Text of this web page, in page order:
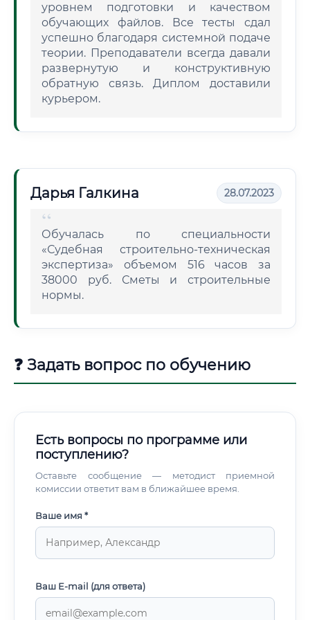
уровнем подготовки и качеством
обучающих файлов. Все тесты сдал
успешно благодаря системной подаче
теории. Преподаватели всегда давали
развернутую и конструктивную
обратную связь. Диплом доставили
курьером.
Дарья Галкина 28.07.2023
Обучалась по специальности
«Судебная строительно-техническая
экспертиза» объемом 516 часов за
38000 руб. Сметы и строительные
нормы.
❓ Задать вопрос по обучению
Есть вопросы по программе или
поступлению?
Оставьте сообщение — методист приемной
комиссии ответит вам в ближайшее время.
Ваше имя *
Ваш E-mail (для ответа)